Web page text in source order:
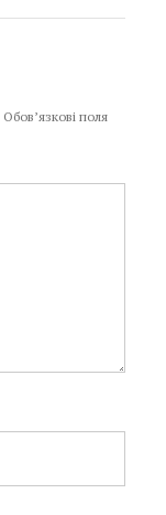
Обов’язкові поля